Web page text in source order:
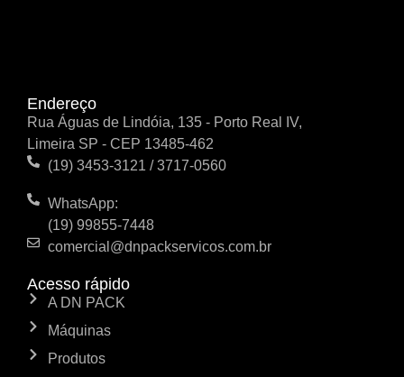
Endereço
Rua Águas de Lindóia, 135 - Porto Real IV,
Limeira SP - CEP 13485-462
(19) 3453-3121 / 3717-0560
WhatsApp:
(19) 99855-7448
comercial@dnpackservicos.com.br
Acesso rápido
A DN PACK
Máquinas
Produtos